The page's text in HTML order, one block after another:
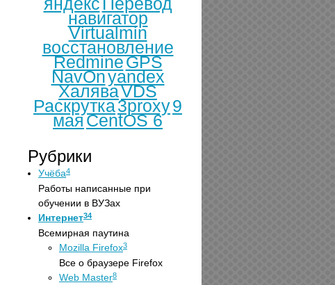
навигатор
Virtualmin
восстановление
RedmineGPS
NavOnyandex
ХаляваVDS
Раскрутка3proxy9
маяCentOS 6
Рубрики
Учёба4
Работы написанные при
обучении в ВУЗах
Интернет34
Всемирная паутина
Mozilla Firefox3
Все о браузере Firefox
Web Master8